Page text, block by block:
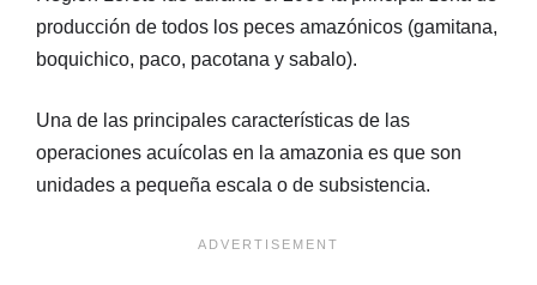
producción de todos los peces amazónicos (gamitana,
boquichico, paco, pacotana y sabalo).
Una de las principales características de las
operaciones acuícolas en la amazonia es que son
unidades a pequeña escala o de subsistencia.